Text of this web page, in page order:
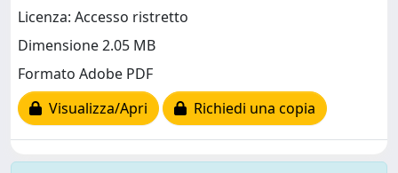
Licenza: Accesso ristretto
Dimensione 2.05 MB
Formato Adobe PDF
Visualizza/Apri
Richiedi una copia